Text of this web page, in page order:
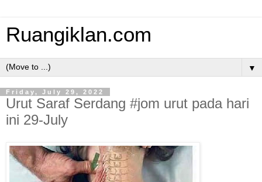
Ruangiklan.com
▼
Friday, July 29, 2022
Urut Saraf Serdang #jom urut pada hari
ini 29-July